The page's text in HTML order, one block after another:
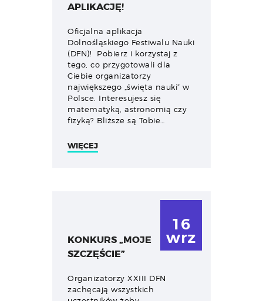
APLIKACJĘ!
Oficjalna aplikacja
Dolnośląskiego Festiwalu Nauki
(DFN)! Pobierz i korzystaj z
tego, co przygotowali dla
Ciebie organizatorzy
największego „święta nauki” w
Polsce. Interesujesz się
matematyką, astronomią czy
fizyką? Bliższe są Tobie…
WIĘCEJ
16
wrz
KONKURS „MOJE
SZCZĘŚCIE”
Organizatorzy XXIII DFN
zachęcają wszystkich